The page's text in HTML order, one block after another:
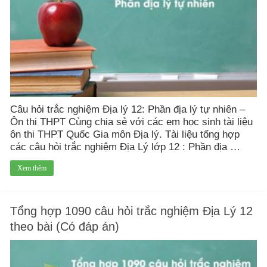
Câu hỏi trắc nghiệm Địa lý 12: Phần địa lý tự nhiên –
Ôn thi THPT Cùng chia sẻ với các em học sinh tài liệu
ôn thi THPT Quốc Gia môn Địa lý. Tài liệu tổng hợp
các câu hỏi trắc nghiệm Địa Lý lớp 12 : Phần địa …
Xem thêm
Tổng hợp 1090 câu hỏi trắc nghiệm Địa Lý 12
theo bài (Có đáp án)